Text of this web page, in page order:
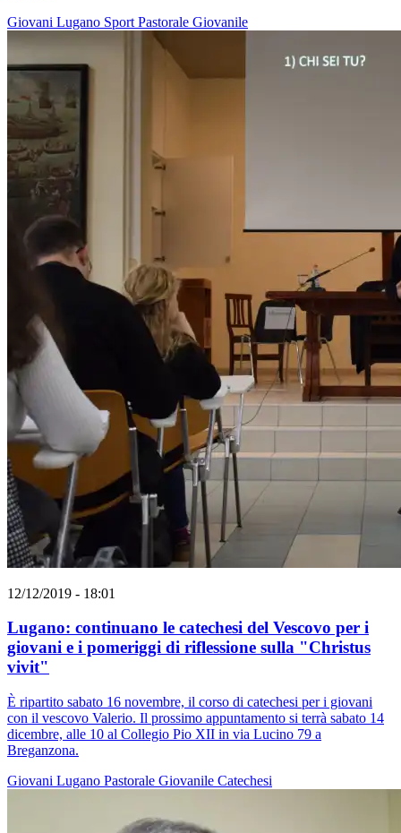
Giovani Lugano Sport Pastorale Giovanile
12/12/2019 - 18:01
Lugano: continuano le catechesi del Vescovo per i
giovani e i pomeriggi di riflessione sulla "Christus
vivit"
È ripartito sabato 16 novembre, il corso di catechesi per i giovani
con il vescovo Valerio. Il prossimo appuntamento si terrà sabato 14
dicembre, alle 10 al Collegio Pio XII in via Lucino 79 a
Breganzona.
Giovani Lugano Pastorale Giovanile Catechesi